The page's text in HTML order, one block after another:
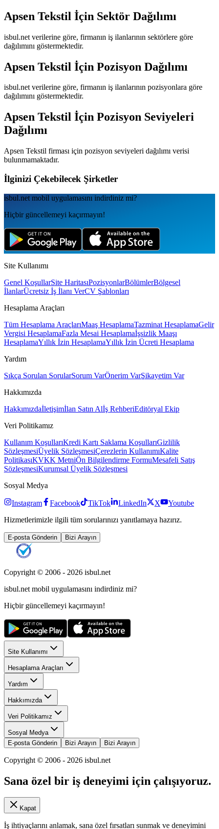
Apsen Tekstil İçin Sektör Dağılımı
isbul.net verilerine göre, firmanın iş ilanlarının sektörlere göre
dağılımını göstermektedir.
Apsen Tekstil İçin Pozisyon Dağılımı
isbul.net verilerine göre, firmanın iş ilanlarının pozisyonlara göre
dağılımını göstermektedir.
Apsen Tekstil İçin Pozisyon Seviyeleri
Dağılımı
Apsen Tekstil firması için pozisyon seviyeleri dağılımı verisi
bulunmamaktadır.
İlginizi Çekebilecek Şirketler
isbul.net mobil uygulamаsını indirdiniz mi?
Hiçbir güncellemeyi kaçırmayın!
Site Kullanımı
Genel KoşullarSite HaritasıPozisyonlarBölümlerBölgesel
İlanlarÜcretsiz İş İlanı VerCV Şablonları
Hesaplama Araçları
Tüm Hesaplama AraçlarıMaaş HesaplamaTazminat HesaplamaGelir
Vergisi HesaplamaFazla Mesai Hesaplamaİşsizlik Maaşı
HesaplamaYıllık İzin HesaplamaYıllık İzin Ücreti Hesaplama
Yardım
Sıkça Sorulan SorularSorum VarÖnerim VarŞikayetim Var
Hakkımızda
Hakkımızdaİletişimİlan Satın Alİş RehberiEditöryal Ekip
Veri Politikamız
Kullanım KoşullarıKredi Kartı Saklama KoşullarıGizlilik
SözleşmesiÜyelik SözleşmesiÇerezlerin KullanımıKalite
PolitikasıKVKK MetniÖn Bilgilendirme FormuMesafeli Satış
SözleşmesiKurumsal Üyelik Sözleşmesi
Sosyal Medya
Instagram Facebook TikTok LinkedIn X
Youtube
Hizmetlerimizle ilgili tüm sorularınızı yanıtlamaya hazırız.
E-posta Gönderin Bizi Arayın
Copyright © 2006 - 2026 isbul.net
isbul.net mobil uygulamasını indirdiniz mi?
Hiçbir güncellemeyi kaçırmayın!
Site Kullanımı
Hesaplama Araçları
Yardım
Hakkımızda
Veri Politikamız
Sosyal Medya
E-posta Gönderin
Bizi Arayın Bizi Arayın
Copyright © 2006 - 2026 isbul.net
Sana özel bir iş deneyimi için çalışıyoruz.
Kapat
İş ihtiyaçlarını anlamak, sana özel fırsatları sunmak ve deneyimini